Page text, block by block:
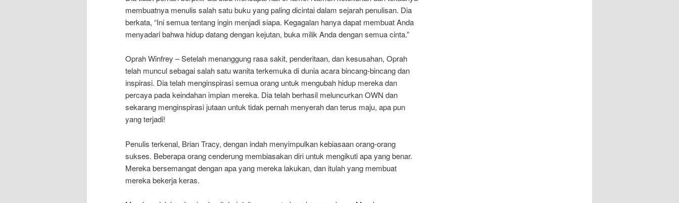
membuatnya menulis salah satu buku yang paling dicintai dalam sejarah penulisan. Dia
berkata, “Ini semua tentang ingin menjadi siapa. Kegagalan hanya dapat membuat Anda
menyadari bahwa hidup datang dengan kejutan, buka milik Anda dengan semua cinta.”
Oprah Winfrey – Setelah menanggung rasa sakit, penderitaan, dan kesusahan, Oprah
telah muncul sebagai salah satu wanita terkemuka di dunia acara bincang-bincang dan
inspirasi. Dia telah menginspirasi semua orang untuk mengubah hidup mereka dan
percaya pada keindahan impian mereka. Dia telah berhasil meluncurkan OWN dan
sekarang menginspirasi jutaan untuk tidak pernah menyerah dan terus maju, apa pun
yang terjadi!
Penulis terkenal, Brian Tracy, dengan indah menyimpulkan kebiasaan orang-orang
sukses. Beberapa orang cenderung membiasakan diri untuk mengikuti apa yang benar.
Mereka bersemangat dengan apa yang mereka lakukan, dan itulah yang membuat
mereka bekerja keras.